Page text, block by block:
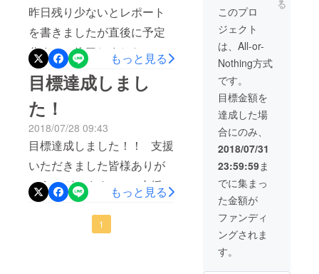
す。
https://www.youtube.com/wa
tch?v=5j4Gq_XtzkQ
AkaReeTは今回初めてのイ
ベントでした。 来年以降の
イベントの開催は現在白紙
状態です。 来年以降のイベ
ントの継続もしくは別の形
での開催等検討していきた
いと考えています。 そこで
参考にしたいため、来場頂
いた方のご意見を頂戴でき
み合うことが予想されま
す。 今回のレポートは優先
駐車場についての説明です
ので一読の上来場お願いし
ます。 チケットと共に優先
駐車券を郵送いたしまし
た。 優先駐車券を忘れずに
必ず車のダッシュボード前
に掲げてください。 万が一
忘れたり、ダッシュボード
前に掲げていない場合優先
駐車場に止められないこと
ン品である引き換えチケッ
トの郵送準備を行っていま
す。しばらくお待ち下さ
い。 準備が整いましたらこ
ちらのレポートからご連絡
いたします。 支援いただい
ている方の中で住所が町名
等までしか書いていない方
が何名かいます。 もし、自
分かも？と思う方は下記の
アドレスまで住所、氏名を
再度お送りください。
昨日残り少ないとレポート
を書きましたが直後に予定
分すべて終了しました！！
支援頂いた皆様ありがとう
ございます。 8月中旬頃に
は引換券等を郵送させてい
ただきますのでしばらくお
待ち下さい。 クラウドファ
ンディングで支援を考えて
いたけど間に合わなかった
という声も聞こえてきま
す。 そのため、イベント
もっと見る
目標達成しまし
た！
2018/07/28 09:43
目標達成しました！！ 支援
いただきました皆様ありが
とうございます！！ 支援頂
いた皆さんのおかげで、今
日の時点で目標の120％と
もっと見る
1
る
このプロ
ジェクト
は、All-or-
Nothing方式
です。
目標金額を
達成した場
合にのみ、
2018/07/31
23:59:59ま
でに集まっ
た金額が
ファンディ
ングされま
す。